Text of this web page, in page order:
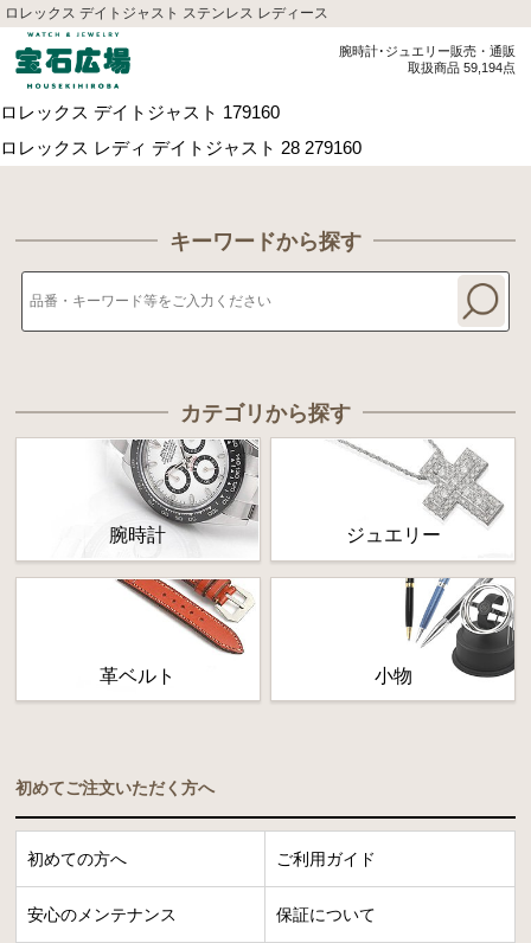
ロレックス デイトジャスト ステンレス レディース
腕時計･ジュエリー販売・通販
取扱商品 59,194点
ロレックス デイトジャスト 179160
ロレックス レディ デイトジャスト 28 279160
キーワードから探す
カテゴリから探す
腕時計 ジュエリー
革ベルト 小物
初めてご注文いただく方へ
初めての方へ ご利用ガイド
安心のメンテナンス 保証について